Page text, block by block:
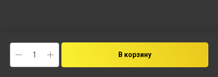
В корзину